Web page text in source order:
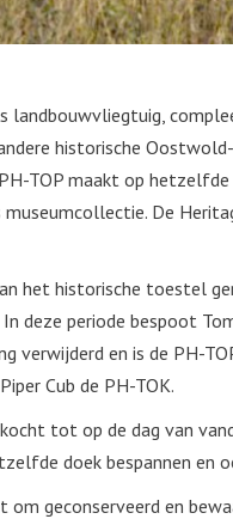
landbouwvliegtuig,
historische
TOP maakt op
De
het historische toestel
periode bespoot
verwijderd en is de PH-
Cub de PH-TOK.
tot op de dag van
doek bespannen en
geconserveerd en